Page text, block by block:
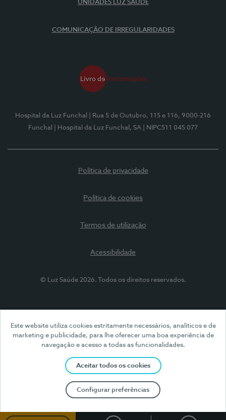
Este website utiliza cookies estritamente necessários, analíticos e de
marketing e publicidade, para lhe oferecer uma boa experiência de
navegação e acesso a todas as funcionalidades.
Aceitar todos os cookies
Configurar preferências
UNIDADES LUZ SAÚDE
COMUNICAÇÃO DE IRREGULARIDADES
Hospital da Luz Funchal
| Rua 5 de Outubro, 115 e 116, 9000-216
Funchal
| Hospital da Luz Funchal, SA | NIPC511 045 077
Política de privacidade
Política de cookies
Termos de utilização
Acessibilidade
© Luz Saúde 2026. Todos os direitos reservados.